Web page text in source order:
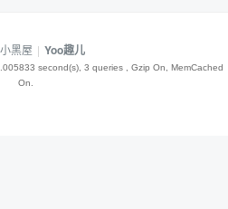
小黑屋 | Yoo趣儿
second(s), 3 queries , Gzip On, MemCached
On.